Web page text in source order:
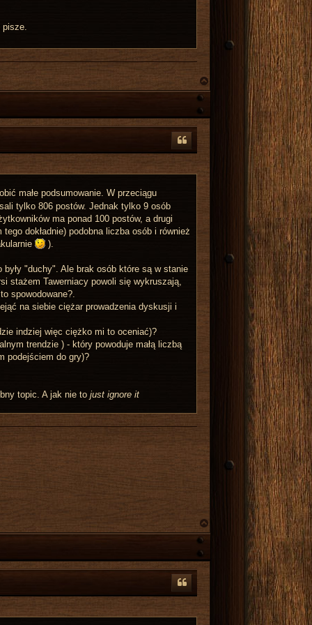
pisze.
małe podsumowanie. W przeciągu
tylko 806 postów. Jednak tylko 9 osób
ma ponad 100 postów, a drugi
dokładnie) podobna liczba osób i również
).
"duchy". Ale brak osób które są w stanie
stażem Tawerniacy powoli się wykruszają,
spowodowane?.
na siebie ciężar prowadzenia dyskusji i
indziej więc ciężko mi to oceniać)?
trendzie ) - który powoduje małą liczbą
podejściem do gry)?
topic. A jak nie tojust ignore it